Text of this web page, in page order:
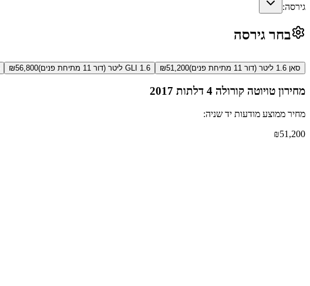
גירסה:
בחר גירסה
סאן 1.6 ליטר (דור 11 מתיחת פנים) ₪51,200 GLI 1.6 ליטר (דור 11 מתיחת פנים) ₪56,800
מחירון טויוטה קורולה 4 דלתות 2017
מחיר ממוצע מודעות יד שניה:
₪51,200